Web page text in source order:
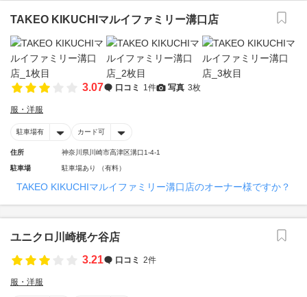
TAKEO KIKUCHIマルイファミリー溝口店
3.07 口コミ 1件 写真 3枚
服・洋服
駐車場有 カード可
住所 神奈川県川崎市高津区溝口1-4-1
駐車場 駐車場あり （有料）
TAKEO KIKUCHIマルイファミリー溝口店のオーナー様ですか？
ユニクロ川崎梶ケ谷店
3.21
口コミ 2件
服・洋服